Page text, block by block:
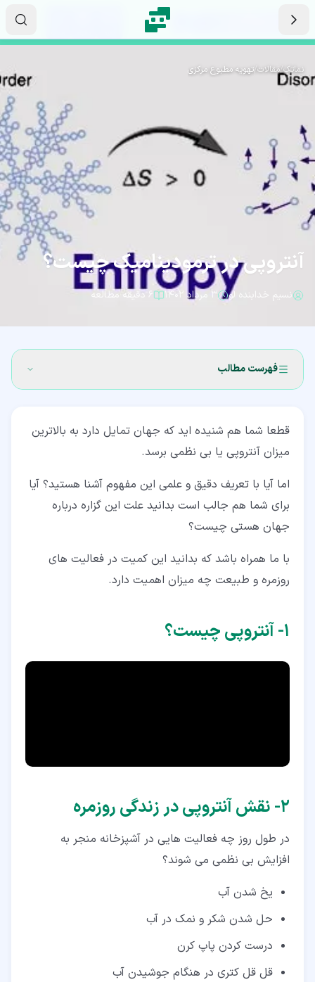
نماتک/مقالات/تهویه مطبوع مرکزی
آنتروپی در ترمودینامیک چیست؟
نسیم خدابنده لو ۳ مرداد ۱۴۰۲
فهرست مطالب
۴‏- قانون دوم ترمودینامیک
۴‏-‏۱‏- فرآیند برگشت پذیر و برگشت ناپذیر
۶‏- زمان و ترمودینامیک
۹‏- کلام آخر
قطعا شما هم شنیده اید که جهان تمایل دارد به بالاترین
میزان آنتروپی یا بی نظمی برسد.
اما آیا با تعریف دقیق و علمی این مفهوم آشنا هستید؟ آیا
برای شما هم جالب است بدانید علت این گزاره درباره
جهان هستی چیست؟
با ما همراه باشد که بدانید این کمیت در فعالیت های
روزمره و طبیعت چه میزان اهمیت دارد.
۱‏- آنتروپی چیست؟
۲‏- نقش آنتروپی در زندگی روزمره
در طول روز چه فعالیت هایی در آشپزخانه منجر به
افزایش بی نظمی می شوند؟
یخ شدن آب
حل شدن شکر و نمک در آب
درست کردن پاپ کرن
قل قل کتری در هنگام جوشیدن آب